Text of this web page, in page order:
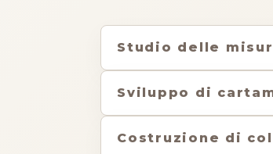
Studio delle
Sviluppo di
Costruzione di